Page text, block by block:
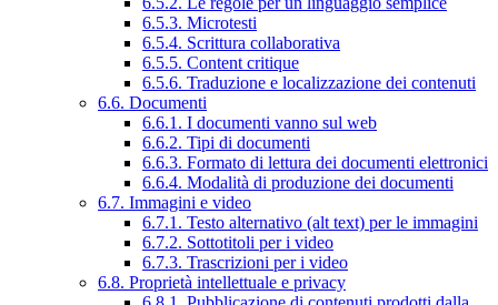
6.5.3. Microtesti
6.5.4. Scrittura collaborativa
6.5.5. Content critique
6.5.6. Traduzione e localizzazione dei contenuti
6.6. Documenti
6.6.1. I documenti vanno sul web
6.6.2. Tipi di documenti
6.6.3. Formato di lettura dei documenti elettronici
6.6.4. Modalità di produzione dei documenti
6.7. Immagini e video
6.7.1. Testo alternativo (alt text) per le immagini
6.7.2. Sottotitoli per i video
6.7.3. Trascrizioni per i video
6.8. Proprietà intellettuale e privacy